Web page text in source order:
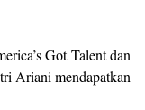
Got Talent dan
Ariani mendapatkan